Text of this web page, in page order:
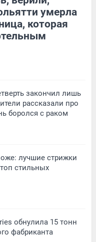
умерла
которая
закончил лишь
рассказали про
боролся с раком
лучшие стрижки
стильных
обнулила 15 тонн
фабриканта